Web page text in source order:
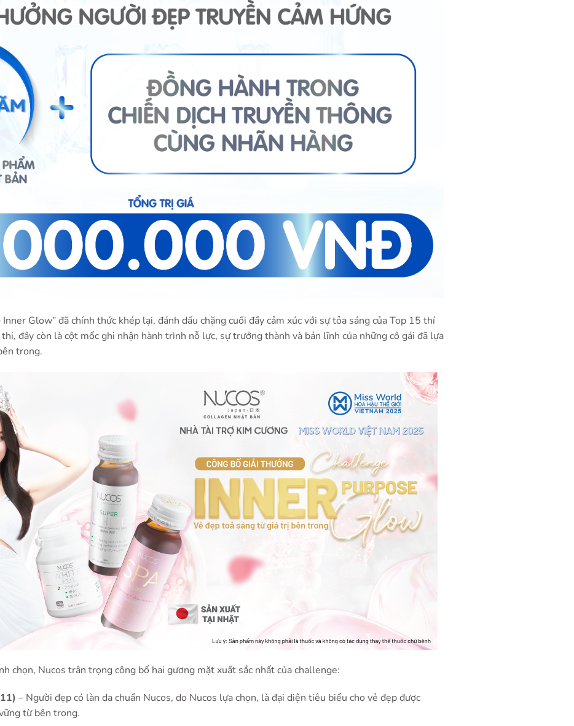
Glow” đã chính thức khép lại, đánh dấu chặng cuối đầy cảm xúc với sự tỏa sáng của Top 15 thí
đây còn là cột mốc ghi nhận hành trình nỗ lực, sự trưởng thành và bản lĩnh của những cô gái đã lựa
trong.
chọn, Nucos trân trọng công bố hai gương mặt xuất sắc nhất của challenge:
– Người đẹp có làn da chuẩn Nucos, do Nucos lựa chọn, là đại diện tiêu biểu cho vẻ đẹp được
từ bên trong.